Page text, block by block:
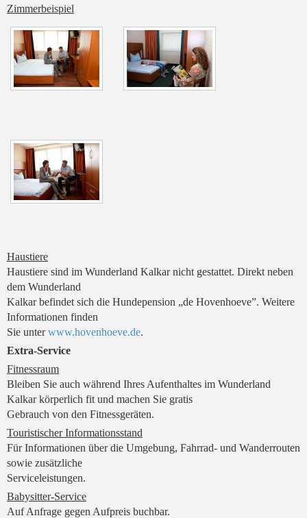
Zimmerbeispiel
Haustiere
Haustiere sind im Wunderland Kalkar nicht gestattet. Direkt neben
dem Wunderland
Kalkar befindet sich die Hundepension „de Hovenhoeve”. Weitere
Informationen finden
Sie unterwww.hovenhoeve.de.
Extra-Service
Fitnessraum
Bleiben Sie auch während Ihres Aufenthaltes im Wunderland
Kalkar körperlich fit und machen Sie gratis
Gebrauch von den Fitnessgeräten.
Touristischer Informationsstand
Für Informationen über die Umgebung, Fahrrad- und Wanderrouten
sowie zusätzliche
Serviceleistungen.
Babysitter-Service
Auf Anfrage gegen Aufpreis buchbar.